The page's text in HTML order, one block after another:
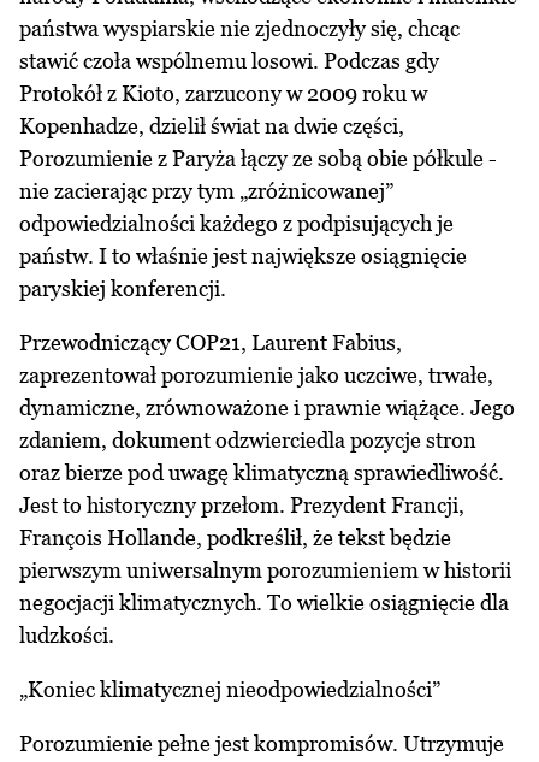
państwa wyspiarskie nie zjednoczyły się, chcąc
stawić czoła wspólnemu losowi. Podczas gdy
Protokół z Kioto, zarzucony w 2009 roku w
Kopenhadze, dzielił świat na dwie części,
Porozumienie z Paryża łączy ze sobą obie półkule -
nie zacierając przy tym „zróżnicowanej”
odpowiedzialności każdego z podpisujących je
państw. I to właśnie jest największe osiągnięcie
paryskiej konferencji.
Przewodniczący COP21, Laurent Fabius,
zaprezentował porozumienie jako uczciwe, trwałe,
dynamiczne, zrównoważone i prawnie wiążące. Jego
zdaniem, dokument odzwierciedla pozycje stron
oraz bierze pod uwagę klimatyczną sprawiedliwość.
Jest to historyczny przełom. Prezydent Francji,
François Hollande, podkreślił, że tekst będzie
pierwszym uniwersalnym porozumieniem w historii
negocjacji klimatycznych. To wielkie osiągnięcie dla
ludzkości.
„Koniec klimatycznej nieodpowiedzialności”
Porozumienie pełne jest kompromisów. Utrzymuje